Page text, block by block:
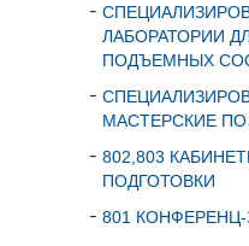
ЛАБОРАТОРИИ
ПОДЪЕМНЫХ
МАСТЕРСКИЕ ПО
802,803
ПОДГОТОВКИ
801 КОНФЕРЕНЦ-